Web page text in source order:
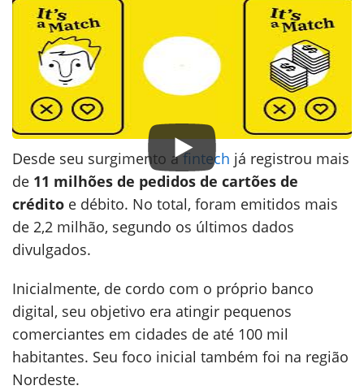
Desde seu surgimento afintech já registrou mais
de 11 milhões de pedidos de cartões de
crédito e débito. No total, foram emitidos mais
de 2,2 milhão, segundo os últimos dados
divulgados.
Inicialmente, de cordo com o próprio banco
digital, seu objetivo era atingir pequenos
comerciantes em cidades de até 100 mil
habitantes. Seu foco inicial também foi na região
Nordeste.